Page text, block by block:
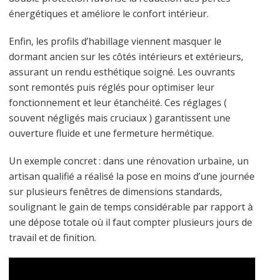
énergétiques et améliore le confort intérieur.
Enfin, les profils d’habillage viennent masquer le
dormant ancien sur les côtés intérieurs et extérieurs,
assurant un rendu esthétique soigné. Les ouvrants
sont remontés puis réglés pour optimiser leur
fonctionnement et leur étanchéité. Ces réglages (
souvent négligés mais cruciaux ) garantissent une
ouverture fluide et une fermeture hermétique.
Un exemple concret : dans une rénovation urbaine, un
artisan qualifié a réalisé la pose en moins d’une journée
sur plusieurs fenêtres de dimensions standards,
soulignant le gain de temps considérable par rapport à
une dépose totale où il faut compter plusieurs jours de
travail et de finition.